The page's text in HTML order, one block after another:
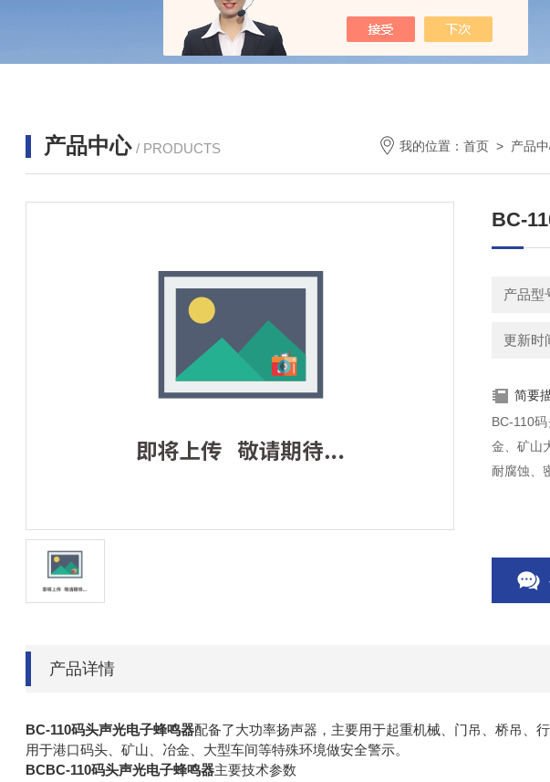
产品中心 / PRODUCTS 我的位置： 首页 > 产品
BC-
产品型
更新时
简要
BC-110
金、矿山
耐腐蚀、
产品详情
BC-110码头声光电子蜂鸣器配备了大功率扬声器，主要用于起重机械、门吊、桥吊、
用于港口码头、矿山、冶金、大型车间等特殊环境做安全警示。
BCBC-110码头声光电子蜂鸣器主要技术参数